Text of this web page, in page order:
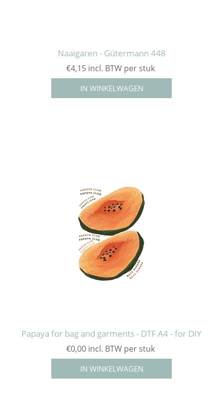
Naaigaren - Gütermann 448
€4,15 incl. BTW per stuk
Papaya for bag and garments - DTF A4 - for DIY
€0,00 incl. BTW per stuk